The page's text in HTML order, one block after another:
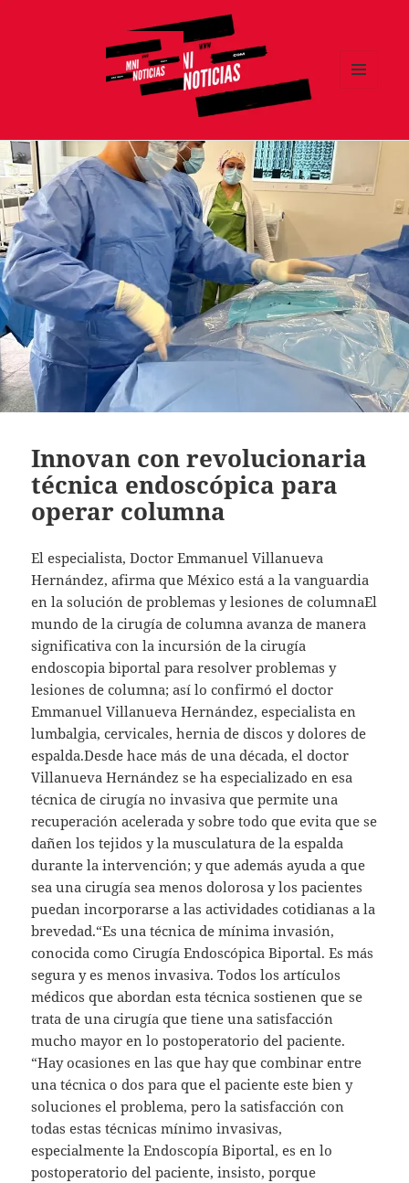
Innovan con revolucionaria
técnica endoscópica para
operar columna
El especialista, Doctor Emmanuel Villanueva
Hernández, afirma que México está a la vanguardia
en la solución de problemas y lesiones de columnaEl
mundo de la cirugía de columna avanza de manera
significativa con la incursión de la cirugía
endoscopia biportal para resolver problemas y
lesiones de columna; así lo confirmó el doctor
Emmanuel Villanueva Hernández, especialista en
lumbalgia, cervicales, hernia de discos y dolores de
espalda.Desde hace más de una década, el doctor
Villanueva Hernández se ha especializado en esa
técnica de cirugía no invasiva que permite una
recuperación acelerada y sobre todo que evita que se
dañen los tejidos y la musculatura de la espalda
durante la intervención; y que además ayuda a que
sea una cirugía sea menos dolorosa y los pacientes
puedan incorporarse a las actividades cotidianas a la
brevedad.“Es una técnica de mínima invasión,
conocida como Cirugía Endoscópica Biportal. Es más
segura y es menos invasiva. Todos los artículos
médicos que abordan esta técnica sostienen que se
trata de una cirugía que tiene una satisfacción
mucho mayor en lo postoperatorio del paciente.
“Hay ocasiones en las que hay que combinar entre
una técnica o dos para que el paciente este bien y
soluciones el problema, pero la satisfacción con
todas estas técnicas mínimo invasivas,
especialmente la Endoscopía Biportal, es en lo
postoperatorio del paciente, insisto, porque